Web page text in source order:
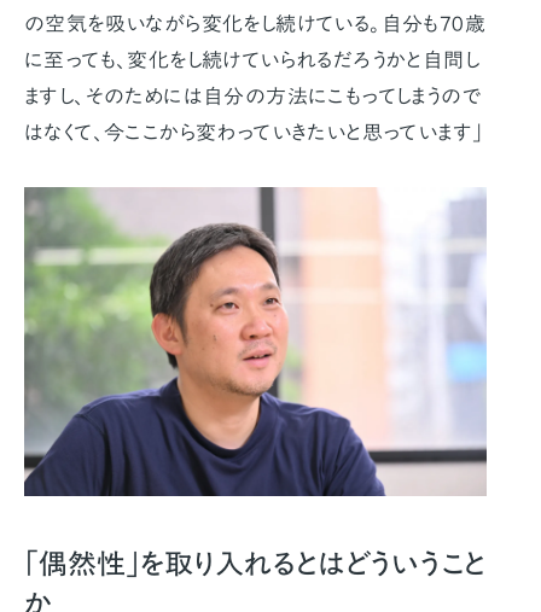
の空気を吸いながら変化をし続けている。自分も70歳
に至っても、変化をし続けていられるだろうかと自問し
ますし、そのためには自分の方法にこもってしまうので
はなくて、今ここから変わっていきたいと思っています」
「偶然性」を取り入れるとはどういうこと
か